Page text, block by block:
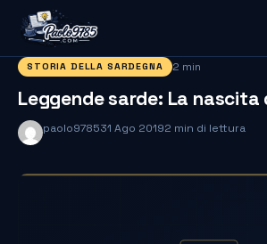
STORIA DELLA SARDEGNA 2 min
Leggende sarde: La nascita
paolo978531 Ago 20192 min di lettura